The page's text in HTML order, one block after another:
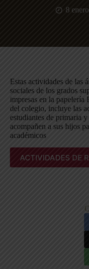
8
Estas actividades de las
sociales de los grados
impresas en la
del colegio, incluye las
estudiantes de primaria
acompañen a sus hijos
académicos
ACTIVIDADES DE